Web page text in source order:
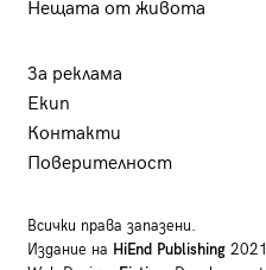
Нещата от живота
За реклама
Екип
Контакти
Поверителност
Всички права запазени.
Издание на HiEnd Publishing2021